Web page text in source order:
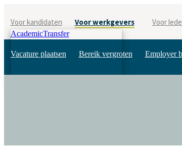
Voor kandidaten Voor werkgevers Voor
AcademicTransfer
Vacature plaatsen Bereik vergroten Employer